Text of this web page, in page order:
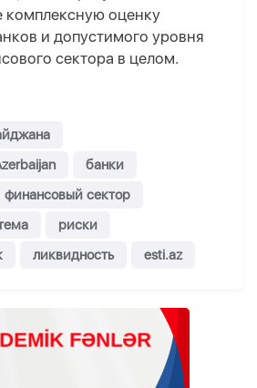
комплексную оценку
и допустимого уровня
сектора в целом.
банки
финансовый сектор
риски
ликвидность esti.az